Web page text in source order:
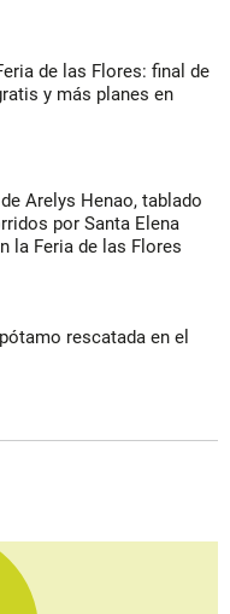
de las Flores: final de
y más planes en
Arelys Henao, tablado
por Santa Elena
la Feria de las Flores
rescatada en el